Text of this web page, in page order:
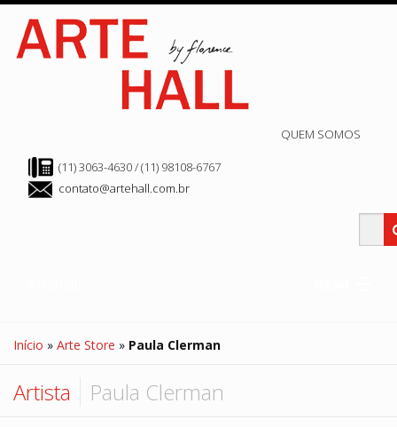
QUEM SOMOS
(11) 3063-4630 / (11) 98108-6767
contato@artehall.com.br
Edição Anteriores
Hall de Exposição
Hall de Encontros
Início » Arte Store » Paula Clerman
Artista Paula Clerman